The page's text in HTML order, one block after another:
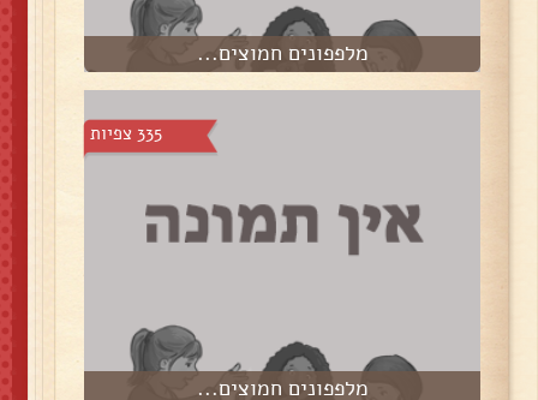
מלפפונים חמוצים...
335 צפיות
מלפפונים חמוצים...